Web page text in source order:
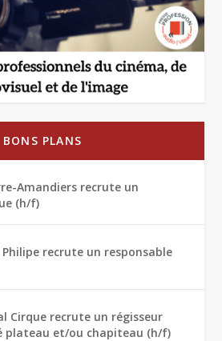
BONS PLANS
Amandiers recrute un
(h/f)
recrute un responsable
Cirque recrute un régisseur
plateau et/ou chapiteau (h/f)